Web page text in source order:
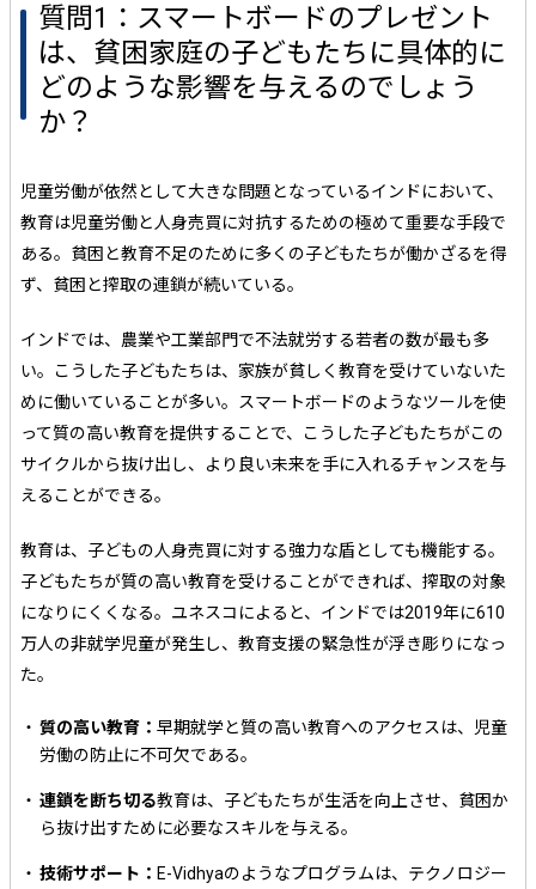
質問1：スマートボードのプレゼント
は、貧困家庭の子どもたちに具体的に
どのような影響を与えるのでしょう
か？
児童労働が依然として大きな問題となっているインドにおいて、
教育は児童労働と人身売買に対抗するための極めて重要な手段で
ある。貧困と教育不足のために多くの子どもたちが働かざるを得
ず、貧困と搾取の連鎖が続いている。
インドでは、農業や工業部門で不法就労する若者の数が最も多
い。こうした子どもたちは、家族が貧しく教育を受けていないた
めに働いていることが多い。スマートボードのようなツールを使
って質の高い教育を提供することで、こうした子どもたちがこの
サイクルから抜け出し、より良い未来を手に入れるチャンスを与
えることができる。
教育は、子どもの人身売買に対する強力な盾としても機能する。
子どもたちが質の高い教育を受けることができれば、搾取の対象
になりにくくなる。ユネスコによると、インドでは2019年に610
万人の非就学児童が発生し、教育支援の緊急性が浮き彫りになっ
た。
質の高い教育： 早期就学と質の高い教育へのアクセスは、児童
労働の防止に不可欠である。
連鎖を断ち切る教育は、子どもたちが生活を向上させ、貧困か
ら抜け出すために必要なスキルを与える。
技術サポート： E-Vidhyaのようなプログラムは、テクノロジー